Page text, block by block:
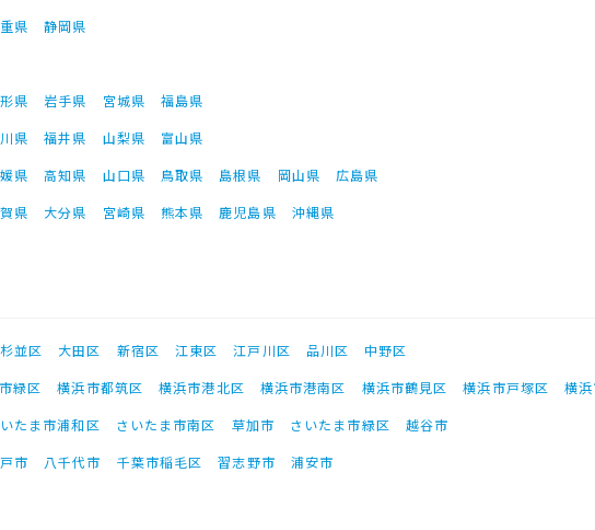
県
静岡県
県 岩手県 宮城県
福島県
県 福井県 山梨県
富山県
県 高知県 山口県 鳥取県 島根県 岡山県
広島県
県 大分県 宮崎県 熊本県 鹿児島県 沖縄県
杉並区 大田区 新宿区 江東区 江戸川区 品川区
中野区
緑区 横浜市都筑区 横浜市港北区 横浜市港南区 横浜市鶴見区 横浜市戸塚区
横
たま市浦和区 さいたま市南区 草加市 さいたま市緑区
越谷市
市 八千代市 千葉市稲毛区 習志野市 浦安市